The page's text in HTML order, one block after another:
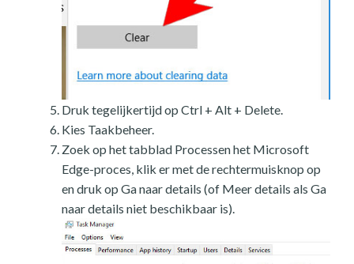
Druk tegelijkertijd op Ctrl + Alt + Delete.
Kies Taakbeheer.
Zoek op het tabblad Processen het Microsoft
Edge-proces, klik er met de rechtermuisknop op
en druk op Ga naar details (of Meer details als Ga
naar details niet beschikbaar is).